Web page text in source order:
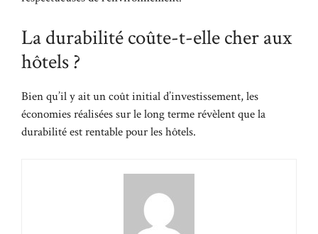
La durabilité coûte-t-elle cher aux
hôtels ?
Bien qu’il y ait un coût initial d’investissement, les
économies réalisées sur le long terme révèlent que la
durabilité est rentable pour les hôtels.